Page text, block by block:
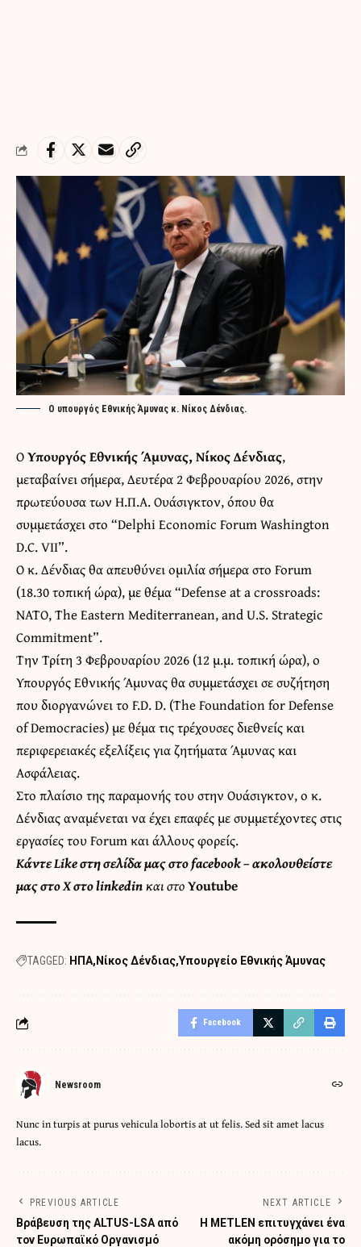
Ο υπουργός Εθνικής Άμυνας κ. Νίκος Δένδιας.
ΟΥπουργός Εθνικής Άμυνας,Νίκος Δένδιας,
μεταβαίνει σήμερα, Δευτέρα 2 Φεβρουαρίου 2026, στην
πρωτεύουσα των Η.Π.Α. Ουάσιγκτον, όπου θα
συμμετάσχει στο “Delphi Economic Forum Washington
D.C. VII”.
Ο κ. Δένδιας θα απευθύνει ομιλία σήμερα στο Forum
(18.30 τοπική ώρα), με θέμα “Defense at a crossroads:
NATO, The Eastern Mediterranean, and U.S. Strategic
Commitment”.
Την Τρίτη 3 Φεβρουαρίου 2026 (12 μ.μ. τοπική ώρα), o
Υπουργός Εθνικής Άμυνας θα συμμετάσχει σε συζήτηση
που διοργανώνει το F.D. D. (The Foundation for Defense
of Democracies) με θέμα τις τρέχουσες διεθνείς και
περιφερειακές εξελίξεις για ζητήματα Άμυνας και
Ασφάλειας.
Στο πλαίσιο της παραμονής του στην Ουάσιγκτον, ο κ.
Δένδιας αναμένεται να έχει επαφές με συμμετέχοντες στις
εργασίες του Forum και άλλους φορείς.
ΚάντεLike στη σελίδα μας στο facebook– ακολουθείστε
μας στοXστοlinkedinκαι στοYoutube
TAGGED: ΗΠΑ Νίκος Δένδιας Υπουργείο Εθνικής Άμυνας
Facebook
Newsroom
Nunc in turpis at purus vehicula lobortis at ut felis. Sed sit amet lacus
lacus.
PREVIOUS ARTICLE
Βράβευση της ALTUS-LSA από
τον Ευρωπαϊκό Οργανισμό
NEXT ARTICLE
Η METLEN επιτυγχάνει ένα
ακόμη ορόσημο για το